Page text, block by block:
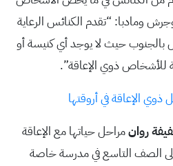
ومادبا: “تقدم الكنائس الرعاية
بالجنوب حيث لا يوجد أي كنيسة أو
للأشخاص ذوي الإعاقة”.
الإعاقة في أروقتها
روانمراحل حياتها مع الإعاقة
الصف التاسع في مدرسة خاصة